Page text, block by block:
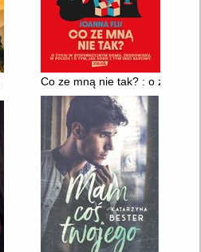
Co ze mną nie tak? : o życiu w